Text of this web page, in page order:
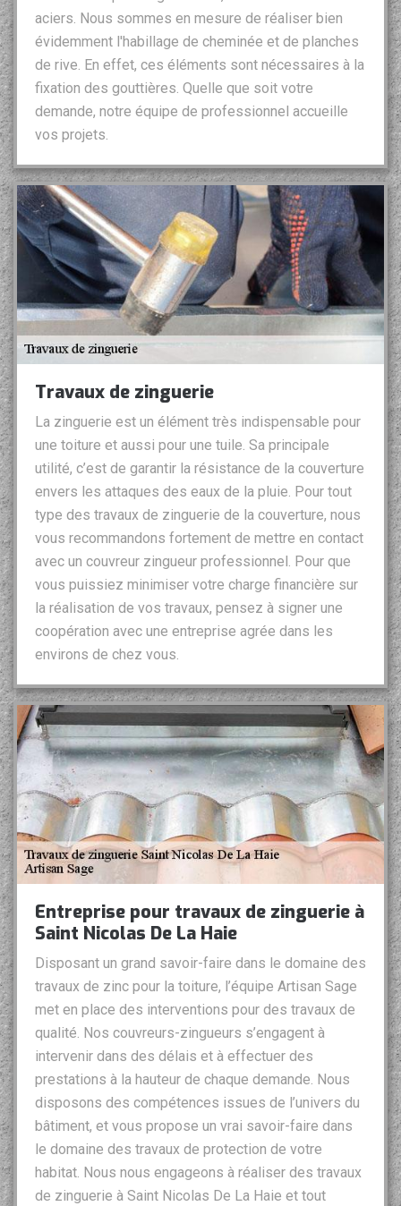
aciers. Nous sommes en mesure de réaliser bien
évidemment l'habillage de cheminée et de planches
de rive. En effet, ces éléments sont nécessaires à la
fixation des gouttières. Quelle que soit votre
demande, notre équipe de professionnel accueille
vos projets.
Travaux de zinguerie
La zinguerie est un élément très indispensable pour
une toiture et aussi pour une tuile. Sa principale
utilité, c’est de garantir la résistance de la couverture
envers les attaques des eaux de la pluie. Pour tout
type des travaux de zinguerie de la couverture, nous
vous recommandons fortement de mettre en contact
avec un couvreur zingueur professionnel. Pour que
vous puissiez minimiser votre charge financière sur
la réalisation de vos travaux, pensez à signer une
coopération avec une entreprise agrée dans les
environs de chez vous.
Entreprise pour travaux de zinguerie à
Saint Nicolas De La Haie
Disposant un grand savoir-faire dans le domaine des
travaux de zinc pour la toiture, l’équipe Artisan Sage
met en place des interventions pour des travaux de
qualité. Nos couvreurs-zingueurs s’engagent à
intervenir dans des délais et à effectuer des
prestations à la hauteur de chaque demande. Nous
disposons des compétences issues de l’univers du
bâtiment, et vous propose un vrai savoir-faire dans
le domaine des travaux de protection de votre
habitat. Nous nous engageons à réaliser des travaux
de zinguerie à Saint Nicolas De La Haie et tout